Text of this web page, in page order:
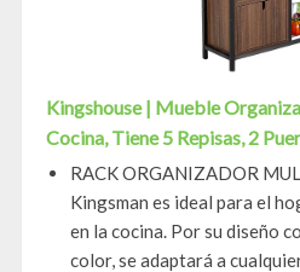
Kingshouse | Mueble
Cocina, Tiene 5 Repisas, 2
RACK ORGANIZADOR
Kingsman es ideal para el
en la cocina. Por su diseño
color, se adaptará a